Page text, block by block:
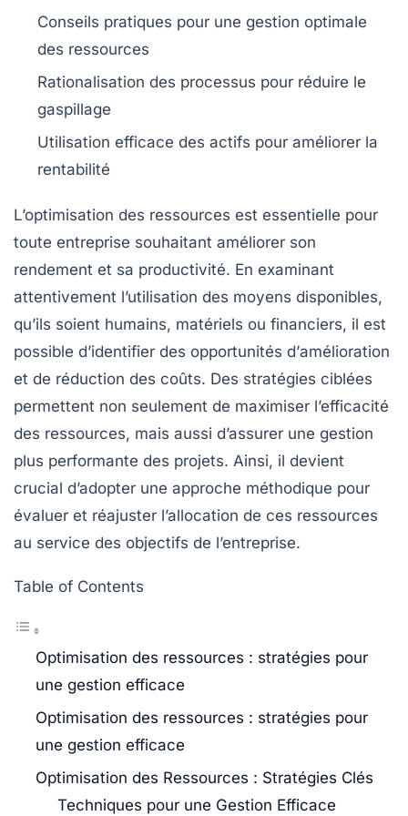
Conseils pratiques pour une gestion optimale
des ressources
Rationalisation des processus pour réduire le
gaspillage
Utilisation efficace des actifs pour améliorer la
rentabilité
L’optimisation des ressources est essentielle pour
toute entreprise souhaitant améliorer son
rendement et sa productivité. En examinant
attentivement l’utilisation des moyens disponibles,
qu’ils soient humains, matériels ou financiers, il est
possible d’identifier des opportunités d’amélioration
et de réduction des coûts. Des stratégies ciblées
permettent non seulement de maximiser l’efficacité
des ressources, mais aussi d’assurer une gestion
plus performante des projets. Ainsi, il devient
crucial d’adopter une approche méthodique pour
évaluer et réajuster l’allocation de ces ressources
au service des objectifs de l’entreprise.
Table of Contents
Optimisation des ressources : stratégies pour
une gestion efficace
Optimisation des ressources : stratégies pour
une gestion efficace
Optimisation des Ressources : Stratégies Clés
Techniques pour une Gestion Efficace